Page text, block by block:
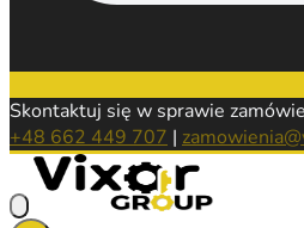
Skontaktuj się w sprawie
+48 662 449 707 |